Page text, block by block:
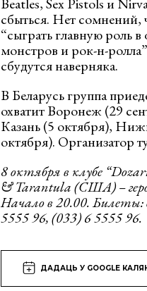
сбыться. Нет сомнений,
“сыграть главную роль
монстров и рок-н-
сбудутся наверняка.
В Беларусь группа
охватит Воронеж (29
Казань (5 октября),
октября). Организатор
8 октября в клубе “
&Tarantula(США) –
Начало в 20.00.
5555 96, (033) 6 5555 96.
ДАДАЦЬ У GOOGLE